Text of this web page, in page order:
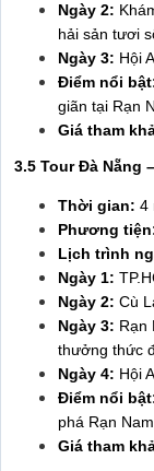
Ngày 2:
hải sản tươi
Ngày 3: Hội
Điểm nổi
giãn tại Rạn
Giá tham
3.5 Tour Đà Nẵng
Thời gian: 4
Phương
Lịch trình
Ngày 1:
Ngày 2: Cù
Ngày 3: Rạn
thưởng thức
Ngày 4: Hội
Điểm nổi
phá Rạn
Giá tham